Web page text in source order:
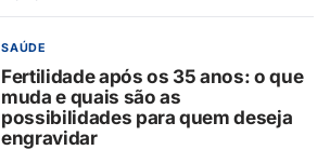
SAÚDE
Fertilidade após os 35 anos: o que
muda e quais são as
possibilidades para quem deseja
engravidar